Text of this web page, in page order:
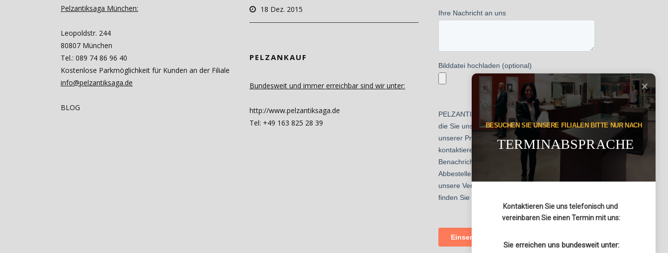
Pelzantiksaga München:
Leopoldstr. 244
80807 München
Tel.: 089 74 86 96 40
Kostenlose Parkmöglichkeit für Kunden an der Filiale
info@pelzantiksaga.de
BLOG
18 Dez. 2015
PELZANKAUF
Bundesweit und immer erreichbar sind wir unter:
http://www.pelzantiksaga.de
Tel: +49 163 825 28 39
BESUCHEN SIE UNSERE FILIALEN BITTE NUR NACH
TERMINABSPRACHE
Kontaktieren Sie uns telefonisch und
vereinbaren Sie einen Termin mit uns:
Sie erreichen uns bundesweit unter: